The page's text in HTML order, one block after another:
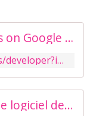
Dar el Athariya - Android Apps on Google Play
https://play.google.com/store/apps/developer?id=Dar+el+Athariya
Dar El Athariya - Télécharger le logiciel de Dar El Athariya sur iTunes